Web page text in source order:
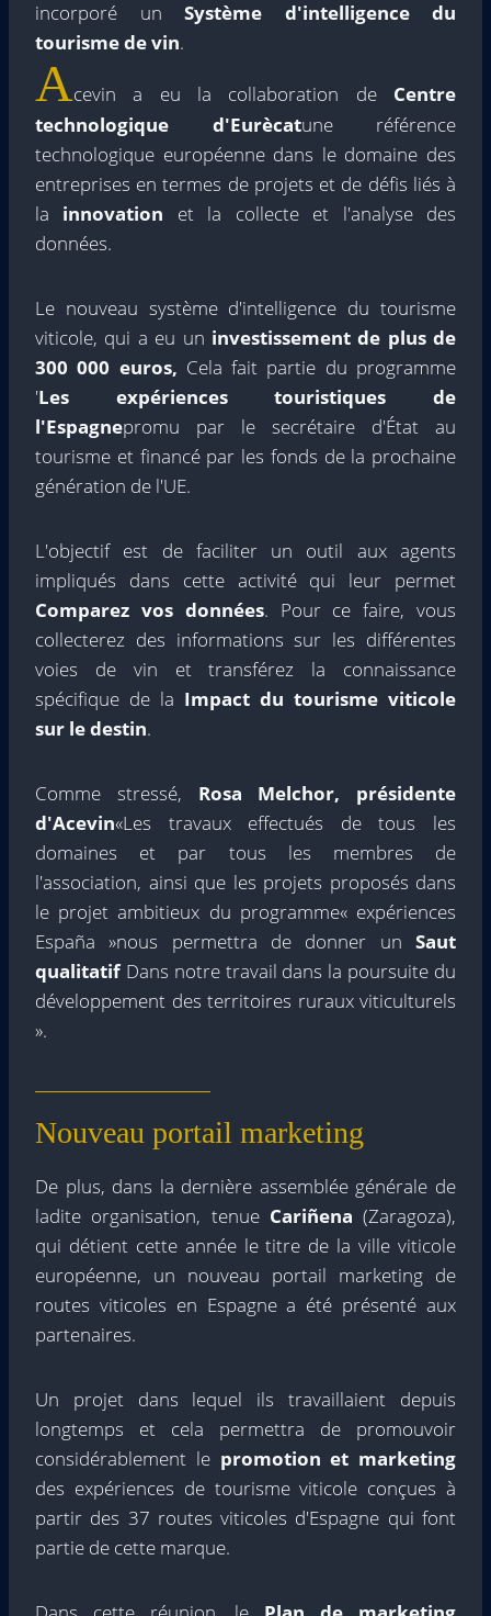
incorporé un Système d'intelligence du
tourisme de vin.
Acevin a eu la collaboration de Centre
technologique d'Eurècatune référence
technologique européenne dans le domaine des
entreprises en termes de projets et de défis liés à
la innovation et la collecte et l'analyse des
données.
Le nouveau système d'intelligence du tourisme
viticole, qui a eu un investissement de plus de
300 000 euros, Cela fait partie du programme
'Les expériences touristiques de
l'Espagnepromu par le secrétaire d'État au
tourisme et financé par les fonds de la prochaine
génération de l'UE.
L'objectif est de faciliter un outil aux agents
impliqués dans cette activité qui leur permet
Comparez vos données. Pour ce faire, vous
collecterez des informations sur les différentes
voies de vin et transférez la connaissance
spécifique de la Impact du tourisme viticole
sur le destin.
Comme stressé, Rosa Melchor, présidente
d'Acevin«Les travaux effectués de tous les
domaines et par tous les membres de
l'association, ainsi que les projets proposés dans
le projet ambitieux du programme« expériences
España »nous permettra de donner un Saut
qualitatifDans notre travail dans la poursuite du
développement des territoires ruraux viticulturels
».
Nouveau portail marketing
De plus, dans la dernière assemblée générale de
ladite organisation, tenue Cariñena (Zaragoza),
qui détient cette année le titre de la ville viticole
européenne, un nouveau portail marketing de
routes viticoles en Espagne a été présenté aux
partenaires.
Un projet dans lequel ils travaillaient depuis
longtemps et cela permettra de promouvoir
considérablement le promotion et marketing
des expériences de tourisme viticole conçues à
partir des 37 routes viticoles d'Espagne qui font
partie de cette marque.